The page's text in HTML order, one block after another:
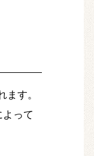
す。
って